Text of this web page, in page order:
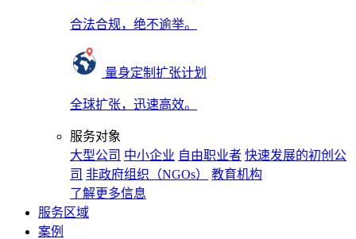
合法合规，绝不逾举。
量身定制扩张计划
全球扩张，迅速高效。
服务对象
大型公司 中小企业 自由职业者 快速发展的初创公
司 非政府组织（NGOs）
教育机构
了解更多信息
服务区域
案例